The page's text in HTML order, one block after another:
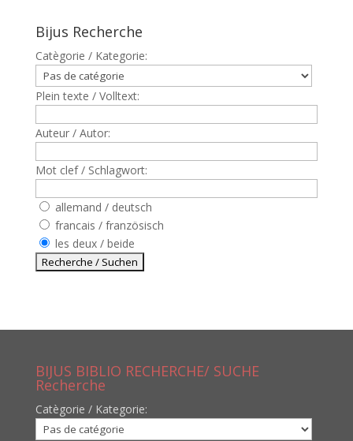
Bijus Recherche
Catègorie / Kategorie:
Plein texte / Volltext:
Auteur / Autor:
Mot clef / Schlagwort:
allemand / deutsch
francais / französisch
les deux / beide
BIJUS BIBLIO RECHERCHE/ SUCHE
Recherche
Catègorie / Kategorie: